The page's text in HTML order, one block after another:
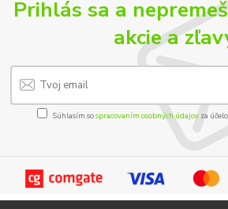
Prihlás sa a
akcie a
Súhlasím sospracovaním osobných údajov za